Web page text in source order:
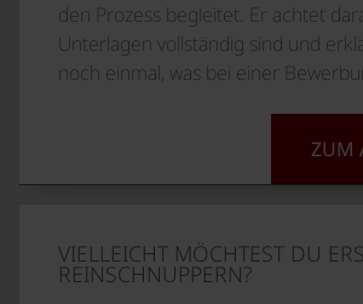
den Prozess begleitet. Er achtet
Unterlagen vollständig sind und
noch einmal, was bei einer
ZUM
VIELLEICHT MÖCHTEST DU
REINSCHNUPPERN?